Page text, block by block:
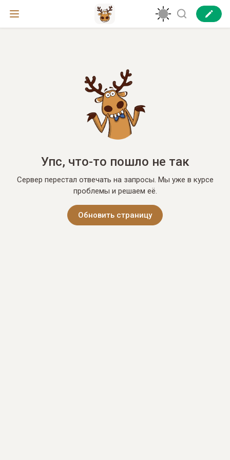
Упс, что-то пошло не так
Сервер перестал отвечать на запросы. Мы уже в курсе
проблемы и решаем её.
Обновить страницу